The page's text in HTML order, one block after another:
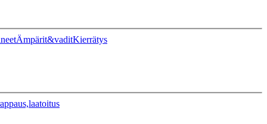
Ämpärit&vaditKierrätys